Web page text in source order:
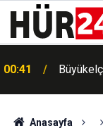
00:41
Anasayfa